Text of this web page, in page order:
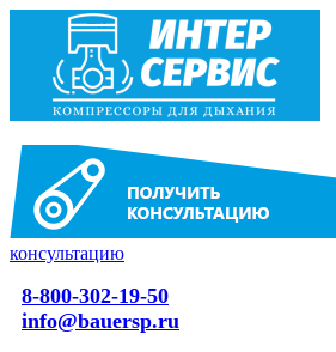
консультацию
8-800-302-19-50
info@bauersp.ru